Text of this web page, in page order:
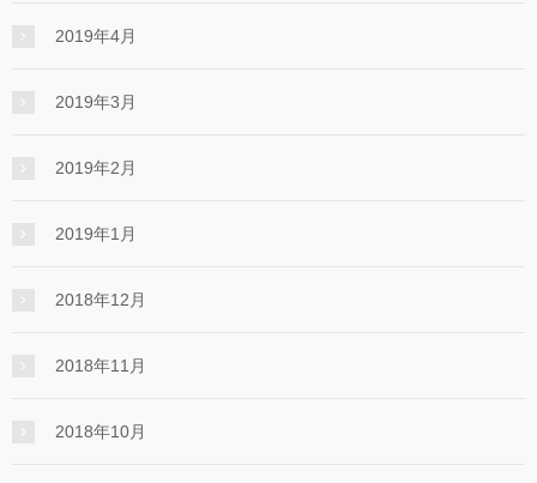
2019年4月
2019年3月
2019年2月
2019年1月
2018年12月
2018年11月
2018年10月